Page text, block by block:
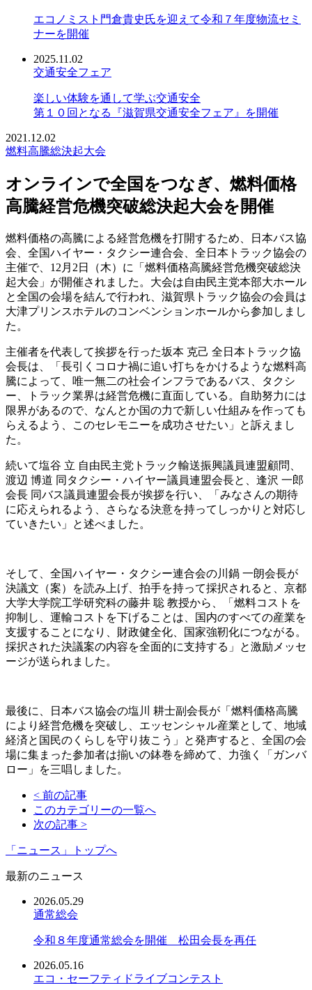
エコノミスト門倉貴史氏を迎えて令和７年度物流セミ
ナーを開催
2025.11.02
交通安全フェア
楽しい体験を通して学ぶ交通安全
第１０回となる『滋賀県交通安全フェア』を開催
2021.12.02
燃料高騰総決起大会
オンラインで全国をつなぎ、燃料価格
高騰経営危機突破総決起大会を開催
燃料価格の高騰による経営危機を打開するため、日本バス協
会、全国ハイヤー・タクシー連合会、全日本トラック協会の
主催で、12月2日（木）に「燃料価格高騰経営危機突破総決
起大会」が開催されました。大会は自由民主党本部大ホール
と全国の会場を結んで行われ、滋賀県トラック協会の会員は
大津プリンスホテルのコンベンションホールから参加しまし
た。
主催者を代表して挨拶を行った坂本 克己 全日本トラック協
会長は、「長引くコロナ禍に追い打ちをかけるような燃料高
騰によって、唯一無二の社会インフラであるバス、タクシ
ー、トラック業界は経営危機に直面している。自助努力には
限界があるので、なんとか国の力で新しい仕組みを作っても
らえるよう、このセレモニーを成功させたい」と訴えまし
た。
続いて塩谷 立 自由民主党トラック輸送振興議員連盟顧問、
渡辺 博道 同タクシー・ハイヤー議員連盟会長と、逢沢 一郎
会長 同バス議員連盟会長が挨拶を行い、「みなさんの期待
に応えられるよう、さらなる決意を持ってしっかりと対応し
ていきたい」と述べました。
そして、全国ハイヤー・タクシー連合会の川鍋 一朗会長が
決議文（案）を読み上げ、拍手を持って採択されると、京都
大学大学院工学研究科の藤井 聡 教授から、「燃料コストを
抑制し、運輸コストを下げることは、国内のすべての産業を
支援することになり、財政健全化、国家強靭化につながる。
採択された決議案の内容を全面的に支持する」と激励メッセ
ージが送られました。
最後に、日本バス協会の塩川 耕士副会長が「燃料価格高騰
により経営危機を突破し、エッセンシャル産業として、地域
経済と国民のくらしを守り抜こう」と発声すると、全国の会
場に集まった参加者は揃いの鉢巻を締めて、力強く「ガンバ
ロー」を三唱しました。
< 前の記事
このカテゴリーの一覧へ
次の記事 >
「ニュース」トップへ
最新のニュース
2026.05.29
通常総会
令和８年度通常総会を開催 松田会長を再任
2026.05.16
エコ・セーフティドライブコンテスト